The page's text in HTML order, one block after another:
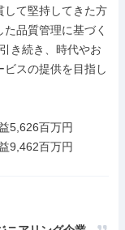
して堅持してきた方
品質管理に基づく
き続き、時代やお
スの提供を目指し
5,626百万円
9,462百万円